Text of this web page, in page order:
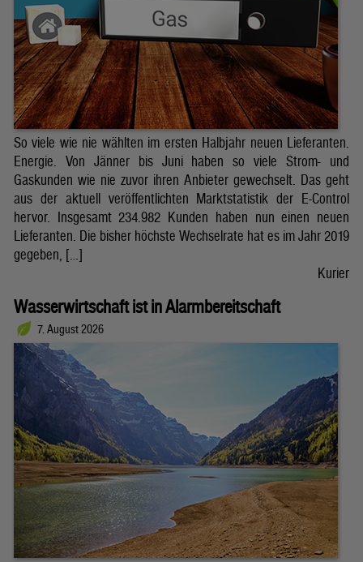
So viele wie nie wählten im ersten Halbjahr neuen Lieferanten.
Energie. Von Jänner bis Juni haben so viele Strom- und
Gaskunden wie nie zuvor ihren Anbieter gewechselt. Das geht
aus der aktuell veröffentlichten Marktstatistik der E-Control
hervor. Insgesamt 234.982 Kunden haben nun einen neuen
Lieferanten. Die bisher höchste Wechselrate hat es im Jahr 2019
gegeben, […]
Kurier
Wasserwirtschaft ist in Alarmbereitschaft
7. August 2026